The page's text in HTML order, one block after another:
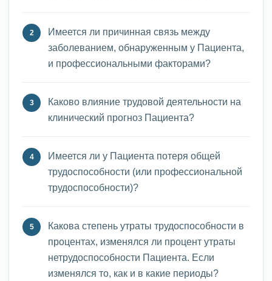
Имеется ли причинная связь между
заболеванием, обнаруженным у Пациента,
и профессиональными факторами?
Каково влияние трудовой деятельности на
клинический прогноз Пациента?
Имеется ли у Пациента потеря общей
трудоспособности (или профессиональной
трудоспособности)?
Какова степень утраты трудоспособности в
процентах, изменялся ли процент утраты
нетрудоспособности Пациента. Если
изменялся то, как и в какие периоды?